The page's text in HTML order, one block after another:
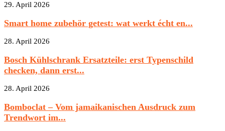
29. April 2026
Smart home zubehör getest: wat werkt écht en...
28. April 2026
Bosch Kühlschrank Ersatzteile: erst Typenschild
checken, dann erst...
28. April 2026
Bomboclat – Vom jamaikanischen Ausdruck zum
Trendwort im...